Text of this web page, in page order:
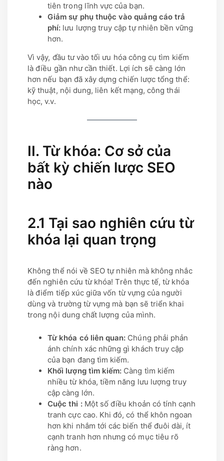
tiên trong lĩnh vực của bạn.
Giảm sự phụ thuộc vào quảng cáo trả
phí: lưu lượng truy cập tự nhiên bền vững
hơn.
Vì vậy, đầu tư vào tối ưu hóa công cụ tìm kiếm
là điều gần như cần thiết. Lợi ích sẽ càng lớn
hơn nếu bạn đã xây dựng chiến lược tổng thể:
kỹ thuật, nội dung, liên kết mạng, công thái
học, v.v.
II. Từ khóa: Cơ sở của
bất kỳ chiến lược SEO
nào
2.1 Tại sao nghiên cứu từ
khóa lại quan trọng
Không thể nói về SEO tự nhiên mà không nhắc
đến nghiên cứu từ khóa! Trên thực tế, từ khóa
là điểm tiếp xúc giữa vốn từ vựng của người
dùng và trường từ vựng mà bạn sẽ triển khai
trong nội dung chất lượng của mình.
Từ khóa có liên quan: Chúng phải phản
ánh chính xác những gì khách truy cập
của bạn đang tìm kiếm.
Khối lượng tìm kiếm: Càng tìm kiếm
nhiều từ khóa, tiềm năng lưu lượng truy
cập càng lớn.
Cuộc thi :Một số điều khoản có tính cạnh
tranh cực cao. Khi đó, có thể khôn ngoan
hơn khi nhắm tới các biến thể đuôi dài, ít
cạnh tranh hơn nhưng có mục tiêu rõ
ràng hơn.